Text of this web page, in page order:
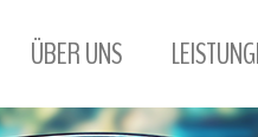
ÜBER UNS